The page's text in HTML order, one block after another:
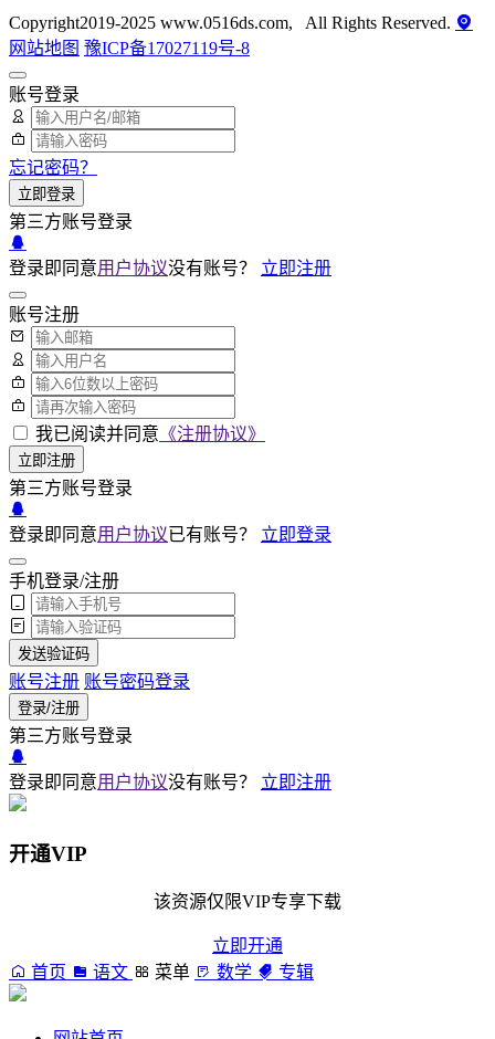
Copyright2019-2025 www.0516ds.com, All Rights Reserved.
网站地图 豫ICP备17027119号-8
账号登录
忘记密码？
立即登录
第三方账号登录
登录即同意用户协议没有账号？ 立即注册
账号注册
我已阅读并同意 《注册协议》
立即注册
第三方账号登录
登录即同意用户协议已有账号？ 立即登录
手机登录/注册
发送验证码
账号注册 账号密码登录
登录/注册
第三方账号登录
登录即同意用户协议没有账号？ 立即注册
开通VIP
该资源仅限VIP专享下载
立即开通
首页
语文 菜单 数学 专辑